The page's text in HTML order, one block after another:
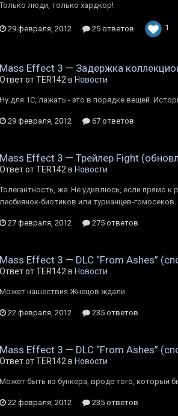
люди, только хардкор!
29 февраля, 2012 25 ответов 1
Mass Effect 3 — Задержка
Ответ от TER142 в Новости
Ну для 1С, лажать - это в порядке вещей.
29 февраля, 2012 67 ответов
Mass Effect 3 — Трейлер Fight
Ответ от TER142 в Новости
же. Не удивлюсь, если прямо к
лесбиянок-биотиков или турианцев-гомосеков.
27 февраля, 2012 275 ответов
Mass Effect 3 — DLC “From Ashes”
Ответ от TER142 в Новости
Может нашествия Жнецов ждали.
22 февраля, 2012 235 ответов
Mass Effect 3 — DLC “From Ashes”
Ответ от TER142 в Новости
Может быть из бункера, вроде того, который
22 февраля, 2012 235 ответов